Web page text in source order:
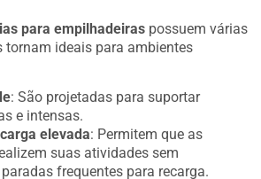
para empilhadeiras
possuem várias
tornam ideais para ambientes
: São projetadas para suportar
e intensas.
elevada: Permitem que as
suas atividades sem
frequentes para recarga.